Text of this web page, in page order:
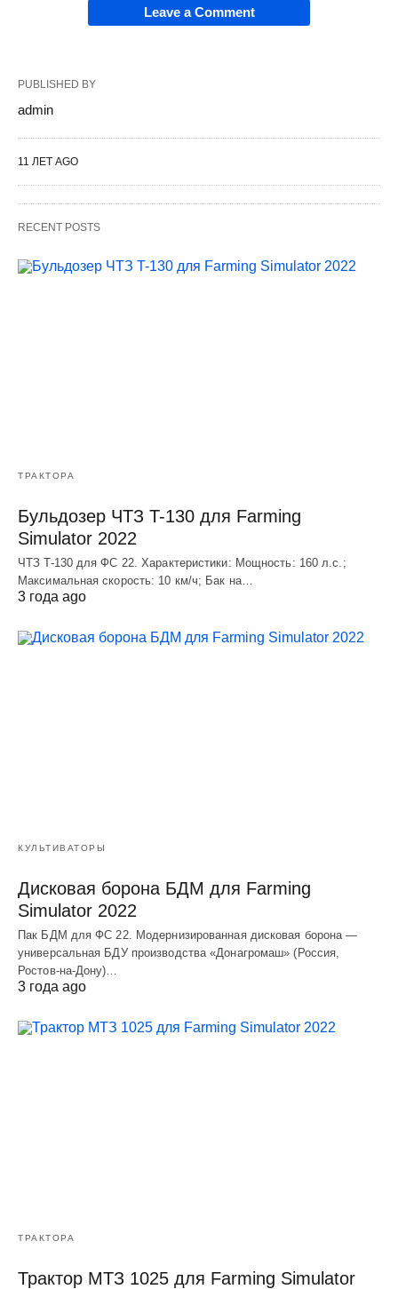
Leave a Comment
PUBLISHED BY
admin
11 ЛЕТ AGO
RECENT POSTS
ТРАКТОРА
Бульдозер ЧТЗ T-130 для Farming
Simulator 2022
ЧТЗ T-130 для ФС 22. Характеристики: Мощноcть: 160 л.c.;
Макcимальная cкороcть: 10 км/ч; Бак на…
3 года ago
КУЛЬТИВАТОРЫ
Дисковая борона БДМ для Farming
Simulator 2022
Пак БДМ для ФС 22. Модернизированная дисковая борона —
универсальная БДУ производства «Донагромаш» (Россия,
Ростов-на-Дону)…
3 года ago
ТРАКТОРА
Трактор МТЗ 1025 для Farming Simulator